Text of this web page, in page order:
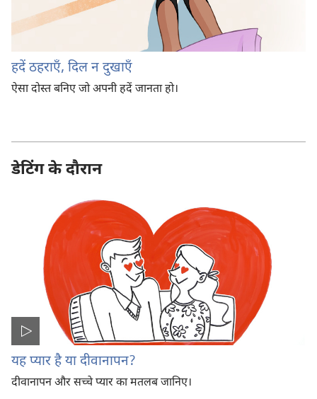
हदें ठहराएँ, दिल न दुखाएँ
ऐसा दोस्त बनिए जो अपनी हदें जानता हो।
डेटिंग के दौरान
यह प्यार है या दीवानापन?
दीवानापन और सच्चे प्यार का मतलब जानिए।